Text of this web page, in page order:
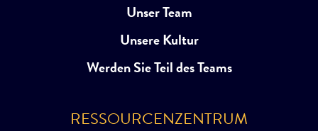
Unser Team
Unsere Kultur
Werden Sie Teil des Teams
RESSOURCENZENTRUM